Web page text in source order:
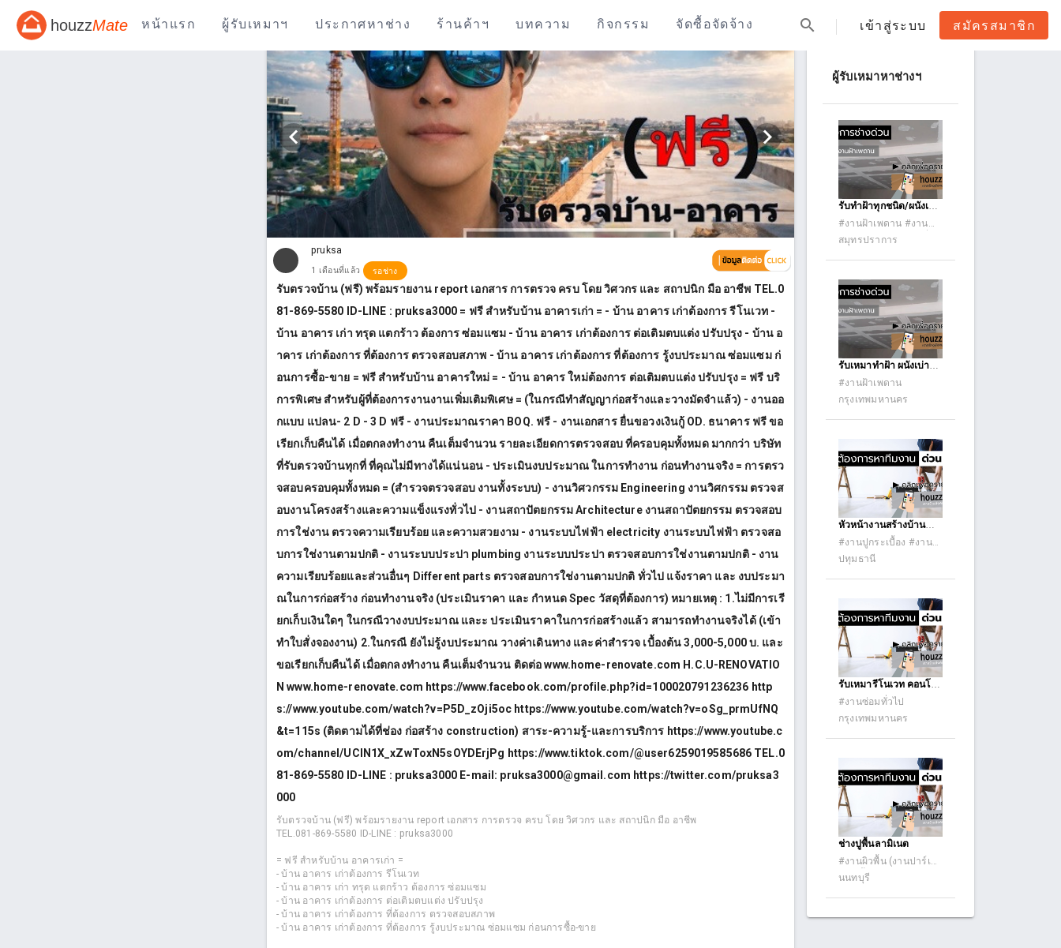
houzzMate หน้าแรก ผู้รับเหมาฯ ประกาศหาช่าง ร้านค้าฯ บทความ กิจกรรม จัดซื้อจัดจ้าง search เข้าสู่ระบบ สมัครสมาชิก
pruksa
1 เดือนที่แล้ว รอช่าง
รับตรวจบ้าน (ฟรี) พร้อมรายงาน report เอกสาร การตรวจ ครบ โดย วิศวกร และ สถาปนิก มือ อาชีพ TEL.0
81-869-5580 ID-LINE : pruksa3000 = ฟรี สำหรับบ้าน อาคารเก่า = - บ้าน อาคาร เก่าต้องการ รีโนเวท -
บ้าน อาคาร เก่า ทรุด แตกร้าว ต้องการ ซ่อมแซม - บ้าน อาคาร เก่าต้องการ ต่อเติมตบแต่ง ปรับปรุง - บ้าน อ
าคาร เก่าต้องการ ที่ต้องการ ตรวจสอบสภาพ - บ้าน อาคาร เก่าต้องการ ที่ต้องการ รู้งบประมาณ ซ่อมแซม ก่
อนการซื้อ-ขาย = ฟรี สำหรับบ้าน อาคารใหม่ = - บ้าน อาคาร ใหม่ต้องการ ต่อเติมตบแต่ง ปรับปรุง = ฟรี บริ
การพิเศษ สำหรับผู้ที่ต้องการงานงานเพิ่มเติมพิเศษ = (ในกรณีทำสัญญาก่อสร้างและวางมัดจำแล้ว) - งานออ
กแบบ แปลน- 2 D - 3 D ฟรี - งานประมาณราคา BOQ. ฟรี - งานเอกสาร ยื่นขอวงเงินกู้ OD. ธนาคาร ฟรี ขอ
เรียกเก็บคืนได้ เมื่อตกลงทำงาน คืนเต็มจำนวน รายละเอียดการตรวจสอบ ที่ครอบคุมทั้งหมด มากกว่า บริษัท
ที่รับตรวจบ้านทุกที่ ที่คุณไม่มีทางได้แน่นอน - ประเมินงบประมาณ ในการทำงาน ก่อนทำงานจริง = การตรว
จสอบครอบคุมทั้งหมด = (สำรวจตรวจสอบ งานทั้งระบบ) - งานวิศวกรรม Engineering งานวิศกรรม ตรวจส
อบงานโครงสร้างและความแข็งแรงทั่วไป - งานสถาปัตยกรรม Architecture งานสถาปัตยกรรม ตรวจสอบ
การใช่งาน ตรวจความเรียบร้อย และความสวยงาม - งานระบบไฟฟ้า electricity งานระบบไฟฟ้า ตรวจสอ
บการใช่งานตามปกติ - งานระบบประปา plumbing งานระบบประปา ตรวจสอบการใช่งานตามปกติ - งาน
ความเรียบร้อยและส่วนอื่นๆ Different parts ตรวจสอบการใช่งานตามปกติ ทั่วไป แจ้งราคา และ งบประมา
ณในการก่อสร้าง ก่อนทำงานจริง (ประเมินราคา และ กำหนด Spec วัสดุที่ต้องการ) หมายเหตุ : 1.ไม่มีการเรี
ยกเก็บเงินใดๆ ในกรณีวางงบประมาณ และะ ประเมินราคาในการก่อสร้างแล้ว สามารถทำงานจริงได้ (เข้า
ทำใบสั่งจองงาน) 2.ในกรณี ยังไม่รู้งบประมาณ วางค่าเดินทาง และค่าสำรวจ เบื้องต้น 3,000-5,000 บ. และ
ขอเรียกเก็บคืนได้ เมื่อตกลงทำงาน คืนเต็มจำนวน ติดต่อ www.home-renovate.com H.C.U-RENOVATIO
N www.home-renovate.com https://www.facebook.com/profile.php?id=100020791236236 http
s://www.youtube.com/watch?v=P5D_zOji5oc https://www.youtube.com/watch?v=oSg_prmUfNQ
&t=115s (ติดตามได้ที่ช่อง ก่อสร้าง construction) สาระ-ความรู้-และการบริการ https://www.youtube.c
om/channel/UCIN1X_xZwToxN5sOYDErjPg https://www.tiktok.com/@user6259019585686 TEL.0
81-869-5580 ID-LINE : pruksa3000 E-mail: pruksa3000@gmail.com https://twitter.com/pruksa3
000
รับตรวจบ้าน (ฟรี) พร้อมรายงาน report เอกสาร การตรวจ ครบ โดย วิศวกร และ สถาปนิก มือ อาชีพ
TEL.081-869-5580 ID-LINE : pruksa3000
= ฟรี สำหรับบ้าน อาคารเก่า =
- บ้าน อาคาร เก่าต้องการ รีโนเวท
- บ้าน อาคาร เก่า ทรุด แตกร้าว ต้องการ ซ่อมแซม
- บ้าน อาคาร เก่าต้องการ ต่อเติมตบแต่ง ปรับปรุง
- บ้าน อาคาร เก่าต้องการ ที่ต้องการ ตรวจสอบสภาพ
- บ้าน อาคาร เก่าต้องการ ที่ต้องการ รู้งบประมาณ ซ่อมแซม ก่อนการซื้อ-ขาย
ผู้รับเหมาหาช่างฯ
รับทำฝ้าทุกชนิด/ผนังเบา
งานกลางวัน/กลางคืน
#งานฝ้าเพดาน #งานสี
#งานเหล็กและงานเชื่อ
หน้าต่าง (ตั้งวงกบ ติดตั้ง
ประตูหน้าต่าง ประตู
อัลลอย ประตูรีโมท
ประตูอัตโนมัต) #งานรื้อ
ถอนและขนย้ายวัสดุ
#งานซ่อมทั่วไป #รับ
เหมาก่อสร้าง #รับเหมา
ต่อเติม #รับเหมา
ปรับปรุง (รีโนเวท)
#อื่นๆ #แรงงาน
สมุทรปราการ
รับเหมาทำฝ้า ผนังเบ่า
ผนังชัพเสียง
#งานฝ้าเพดาน
กรุงเทพมหานคร
หัวหน้างานสร้างบ้าน
น็อคดาวน์ โฟแมน
#งานปูกระเบื้อง #งาน
ฝ้าเพดาน #งานสี #งาน
uPVC) #งานมุงหลังคา
#งานเหล็กและงานเชื่อ
มอื่นๆ #ระบบไฟฟ้า
ทั่วไป #งานระบบประปา
(ระบบน้ำดี)
ปทุมธานี
รับเหมารีโนเวท คอนโด
บ้าน งานระบบ
#งานซ่อมทั่วไป
กรุงเทพมหานคร
ช่างปูพื้นลามิเนต
#งานผิวพื้น (งานปาร์เก้
กระเบื้องยาง ลามิเนต
นนทบุรี